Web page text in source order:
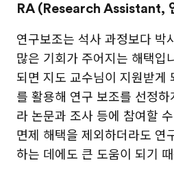
RA (Research Assistant,
연구보조는 석사 과정보다 박
많은 기회가 주어지는 해택입
되면 지도 교수님이 지원받게
를 활용해 연구 보조를 선정하
라 논문과 조사 등에 참여할
면제 해택을 제외하더라도 연
하는 데에도 큰 도움이 되기